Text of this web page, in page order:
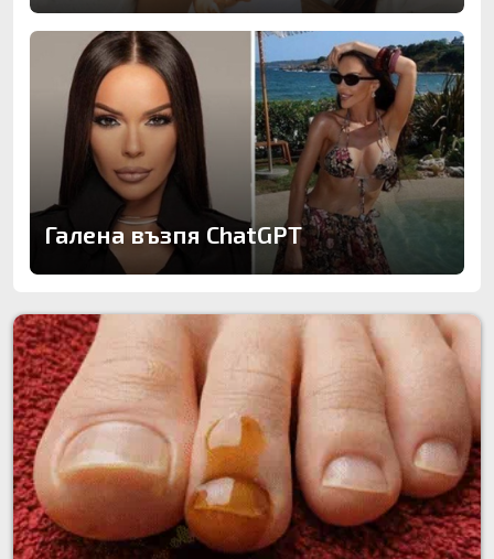
Галена възпя ChatGPT